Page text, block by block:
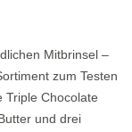
Mitbrinsel –
zum Testen
Triple Chocolate
und drei